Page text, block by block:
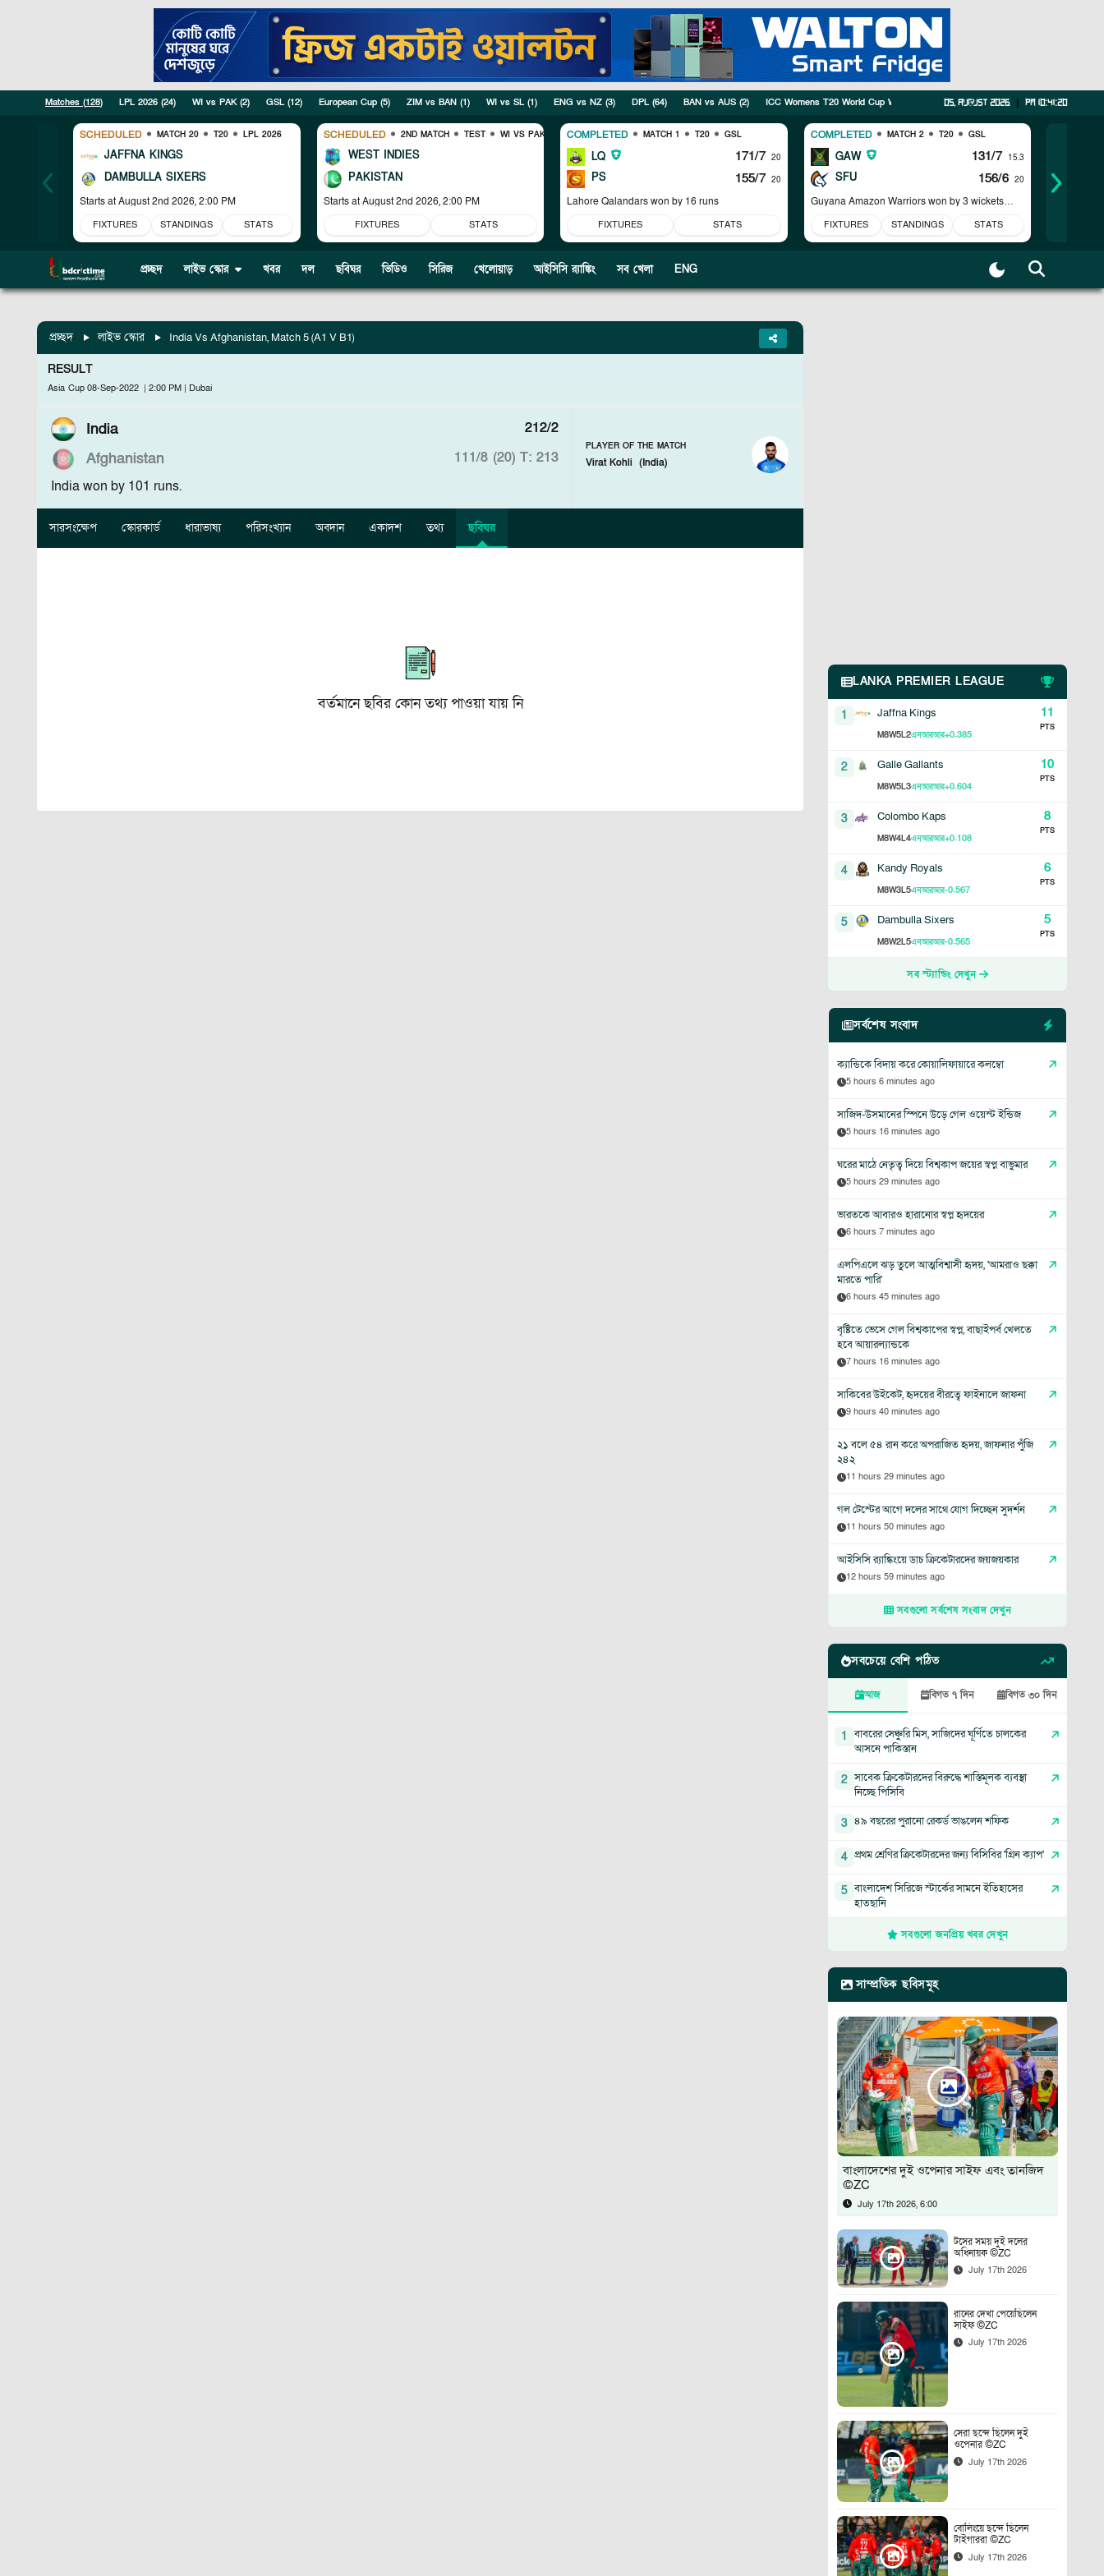
05, August 2026 pm 10:41:21
Matches (128) LPL 2026 (24) WI vs PAK(2) GSL (12) European Cup (5) ZIM vs BAN (1) WI vs SL (1) ENG vs NZ (3) DPL (64) BAN vs AUS (2) ICC Womens T20 World Cup Warm-up Matches(1) IND vs AFG(1)
SCHEDULED MATCH 20 T20 LPL 2026
JAFFNA KINGS
DAMBULLA SIXERS
Starts atAugust 2nd 2026, 2:00 PM
FIXTURES STANDINGS STATS
SCHEDULED 2ND MATCH TEST WI VS PAK
WEST INDIES
PAKISTAN
Starts at August 2nd 2026, 2:00 PM
FIXTURES STATS
COMPLETED MATCH 1 T20 GSL
LQ 171/7 20
PS 155/7 20
Lahore Qalandars won by 16 runs
FIXTURES STATS
COMPLETED MATCH 2 T20 GSL
GAW 131/7 15.3
SFU 156/6 20
Guyana Amazon Warriors won by 3 wickets
FIXTURES STANDINGS STATS
প্রচ্ছদ লাইভ স্কোর খবর দল ছবিঘর ভিডিও সিরিজ খেলোয়াড় আইসিসি র‍্যাঙ্কিং সব খেলা ENG
প্রচ্ছদ লাইভ স্কোর India Vs Afghanistan, Match 5 (A1 V B1)
RESULT
Asia Cup 08-Sep-2022 | 2:00 PM | Dubai
India 212/2
Afghanistan 111/8 (20) T: 213
India won by 101 runs.
PLAYER OF THE MATCH
Virat Kohli (India)
সারসংক্ষেপ স্কোরকার্ড ধারাভাষ্য পরিসংখ্যান অবদান একাদশ তথ্য ছবিঘর
বর্তমানে ছবির কোন তথ্য পাওয়া যায় নি
LANKA PREMIER LEAGUE
1 Jaffna Kings
M8W5L2এনআরআর+0.385
11
PTS
2 Galle Gallants
M8W5L3এনআরআর+0.604
10
PTS
3 Colombo Kaps
M8W4L4এনআরআর+0.108
8
PTS
4 Kandy Royals
M8W3L5এনআরআর-0.567
6
PTS
5 Dambulla Sixers
M8W2L5এনআরআর-0.565
5
PTS
সব স্ট্যান্ডিং দেখুন
সর্বশেষ সংবাদ
ক্যান্ডিকে বিদায় করে কোয়ালিফায়ারে কলম্বো
5 hours 6 minutes ago
সাজিদ-উসমানের স্পিনে উড়ে গেল ওয়েস্ট ইন্ডিজ
5 hours 16 minutes ago
ঘরের মাঠে নেতৃত্ব দিয়ে বিশ্বকাপ জয়ের স্বপ্ন বাভুমার
5 hours 29 minutes ago
ভারতকে আবারও হারানোর স্বপ্ন হৃদয়ের
6 hours 7 minutes ago
এলপিএলে ঝড় তুলে আত্মবিশ্বাসী হৃদয়, 'আমরাও ছক্কা
মারতে পারি'
6 hours 45 minutes ago
বৃষ্টিতে ভেসে গেল বিশ্বকাপের স্বপ্ন, বাছাইপর্ব খেলতে
হবে আয়ারল্যান্ডকে
7 hours 16 minutes ago
সাকিবের উইকেট, হৃদয়ের বীরত্বে ফাইনালে জাফনা
9 hours 40 minutes ago
২১ বলে ৫৪ রান করে অপরাজিত হৃদয়, জাফনার পুঁজি
২৪২
11 hours 29 minutes ago
গল টেস্টের আগে দলের সাথে যোগ দিচ্ছেন সুদর্শন
11 hours 50 minutes ago
আইসিসি র‍্যাঙ্কিংয়ে ডাচ ক্রিকেটারদের জয়জয়কার
12 hours 59 minutes ago
সবগুলো সর্বশেষ সংবাদ দেখুন
সবচেয়ে বেশি পঠিত
আজ বিগত ৭ দিন বিগত ৩০ দিন
1 বাবরের সেঞ্চুরি মিস, সাজিদের ঘূর্ণিতে চালকের
আসনে পাকিস্তান
2 সাবেক ক্রিকেটারদের বিরুদ্ধে শাস্তিমূলক ব্যবস্থা
নিচ্ছে পিসিবি
3 ৪৯ বছরের পুরানো রেকর্ড ভাঙলেন শফিক
4 প্রথম শ্রেণির ক্রিকেটারদের জন্য বিসিবির 'গ্রিন ক্যাপ'
5 বাংলাদেশ সিরিজে স্টার্কের সামনে ইতিহাসের
হাতছানি
সবগুলো জনপ্রিয় খবর দেখুন
সাম্প্রতিক ছবিসমূহ
বাংলাদেশের দুই ওপেনার সাইফ এবং তানজিদ
©ZC
July 17th 2026, 6:00
টসের সময় দুই দলের
অধিনায়ক ©ZC
July 17th 2026
রানের দেখা পেয়েছিলেন
সাইফ ©ZC
July 17th 2026
সেরা ছন্দে ছিলেন দুই
ওপেনার ©ZC
July 17th 2026
বোলিংয়ে ছন্দে ছিলেন
টাইগাররা ©ZC
July 17th 2026